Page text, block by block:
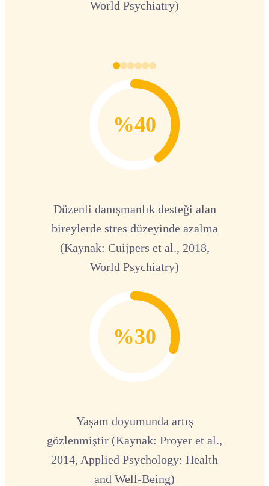
World Psychiatry)
%40
Düzenli danışmanlık desteği alan
bireylerde stres düzeyinde azalma
(Kaynak: Cuijpers et al., 2018,
World Psychiatry)
%30
Yaşam doyumunda artış
gözlenmiştir (Kaynak: Proyer et al.,
2014, Applied Psychology: Health
and Well-Being)